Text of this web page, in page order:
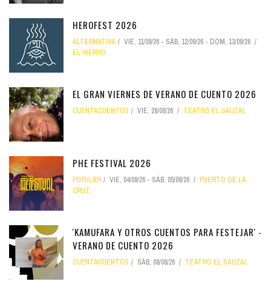
HEROFEST 2026
ALTERNATIVA VIE, 11/09/26 - SÁB, 12/09/26 - DOM, 13/09/26
EL HIERRO
EL GRAN VIERNES DE VERANO DE CUENTO 2026
CUENTACUENTOS VIE, 28/08/26 TEATRO EL SAUZAL
PHE FESTIVAL 2026
POPULAR VIE, 04/09/26 - SÁB, 05/09/26
PUERTO DE LA
CRUZ
'KAMUFARA Y OTROS CUENTOS PARA FESTEJAR' -
VERANO DE CUENTO 2026
CUENTACUENTOS SÁB, 08/08/26 TEATRO EL SAUZAL